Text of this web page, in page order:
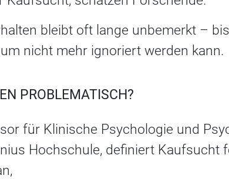
bleibt oft lange unbemerkt –
nicht mehr ignoriert werden kann.
PROBLEMATISCH?
für Klinische Psychologie und
Hochschule, definiert Kaufsucht